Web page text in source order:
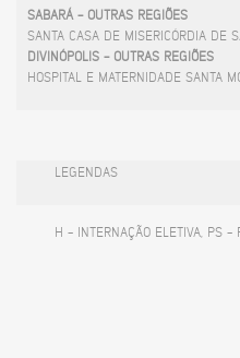
SABARÁ - OUTRAS REGIÕES
SANTA CASA DE MISERICÓRDIA DE
DIVINÓPOLIS - OUTRAS REGIÕES
HOSPITAL E MATERNIDADE SANTA
LEGENDAS
H - INTERNAÇÃO ELETIVA, PS -